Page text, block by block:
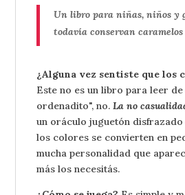
Dani
cantidad
Un libro para niñas, niños y
todavía conservan caramelos
¿Alguna vez sentiste que los
Este no es un libro para leer
ordenadito", no. La no
un oráculo juguetón
los colores se convierten en
mucha personalidad que
más los necesitás.